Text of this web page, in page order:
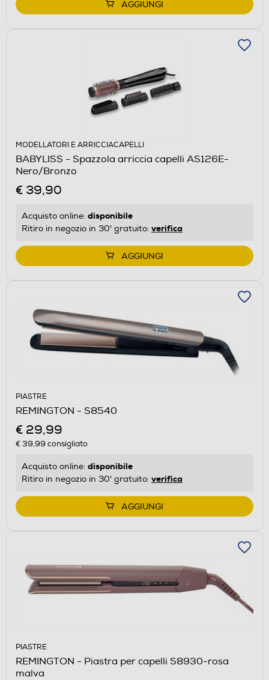
AGGIUNGI
MODELLATORI E ARRICCIACAPELLI
BABYLISS - Spazzola arriccia capelli AS126E-
Nero/Bronzo
€ 39,90
Acquisto online: disponibile
Ritiro in negozio in 30' gratuito: verifica
AGGIUNGI
PIASTRE
REMINGTON - S8540
€ 29,99
€ 39,99 consigliato
Acquisto online: disponibile
Ritiro in negozio in 30' gratuito: verifica
AGGIUNGI
PIASTRE
REMINGTON - Piastra per capelli S8930-rosa
malva